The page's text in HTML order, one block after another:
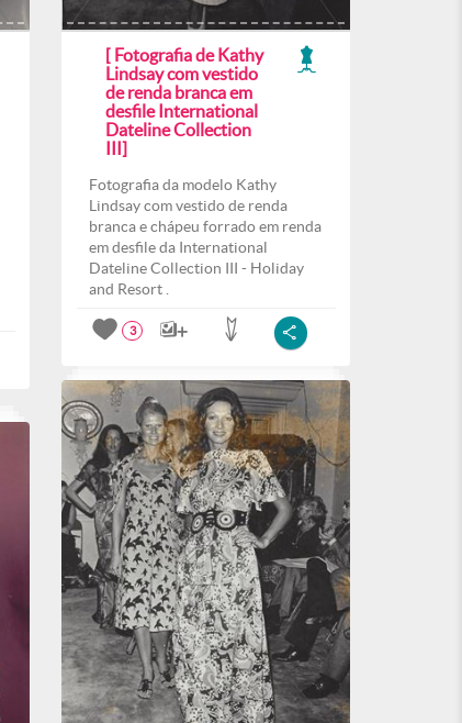
[ Fotografia de Kathy
Lindsay com vestido
de renda branca em
desfile International
Dateline Collection
III]
Fotografia da modelo Kathy
Lindsay com vestido de renda
branca e chápeu forrado em renda
em desfile da International
Dateline Collection III - Holiday
and Resort .
3